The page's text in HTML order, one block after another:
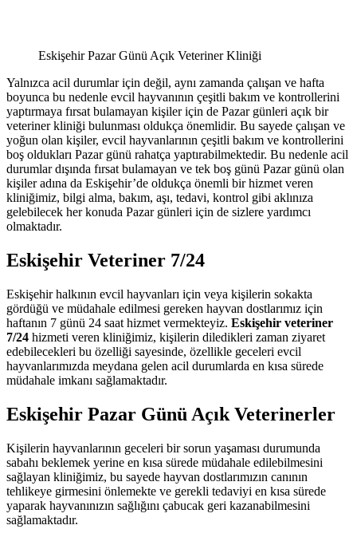
Eskişehir Pazar Günü Açık Veteriner Kliniği
Yalnızca acil durumlar için değil, aynı zamanda çalışan ve hafta
boyunca bu nedenle evcil hayvanının çeşitli bakım ve kontrollerini
yaptırmaya fırsat bulamayan kişiler için de Pazar günleri açık bir
veteriner kliniği bulunması oldukça önemlidir. Bu sayede çalışan ve
yoğun olan kişiler, evcil hayvanlarının çeşitli bakım ve kontrollerini
boş oldukları Pazar günü rahatça yaptırabilmektedir. Bu nedenle acil
durumlar dışında fırsat bulamayan ve tek boş günü Pazar günü olan
kişiler adına da Eskişehir’de oldukça önemli bir hizmet veren
kliniğimiz, bilgi alma, bakım, aşı, tedavi, kontrol gibi aklınıza
gelebilecek her konuda Pazar günleri için de sizlere yardımcı
olmaktadır.
Eskişehir Veteriner 7/24
Eskişehir halkının evcil hayvanları için veya kişilerin sokakta
gördüğü ve müdahale edilmesi gereken hayvan dostlarımız için
haftanın 7 günü 24 saat hizmet vermekteyiz. Eskişehir veteriner
7/24 hizmeti veren kliniğimiz, kişilerin diledikleri zaman ziyaret
edebilecekleri bu özelliği sayesinde, özellikle geceleri evcil
hayvanlarımızda meydana gelen acil durumlarda en kısa sürede
müdahale imkanı sağlamaktadır.
Eskişehir Pazar Günü Açık Veterinerler
Kişilerin hayvanlarının geceleri bir sorun yaşaması durumunda
sabahı beklemek yerine en kısa sürede müdahale edilebilmesini
sağlayan kliniğimiz, bu sayede hayvan dostlarımızın canının
tehlikeye girmesini önlemekte ve gerekli tedaviyi en kısa sürede
yaparak hayvanınızın sağlığını çabucak geri kazanabilmesini
sağlamaktadır.